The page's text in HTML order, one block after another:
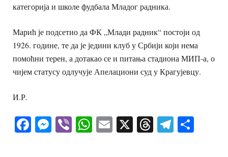
категорија и школе фудбала Младог радника.
Марић је подсетио да ФК „Млади радник“ постоји од
1926. године, те да је једини клуб у Србији који нема
помоћни терен, а дотакао се и питања стадиона МИП-а, о
чијем статусу одлучује Апелациони суд у Крагујевцу.
И.Р.
Facebook
Messenger
ViberWhatsApp
Email
X Threads